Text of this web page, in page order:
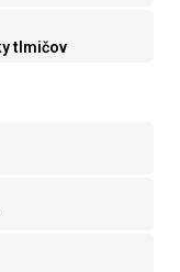
tlmičov